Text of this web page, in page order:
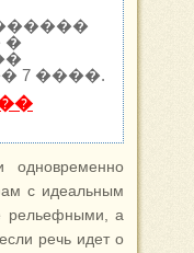
�
7 ����.
одновременно
с идеальным
рельефными, а
речь идет о